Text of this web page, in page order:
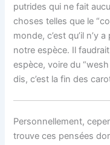
putrides qui ne fait
choses telles que le
monde, c’est qu’il n’y
notre espèce. Il
espèce, voire du
dis, c’est la fin des
Personnellement,
trouve ces pensées